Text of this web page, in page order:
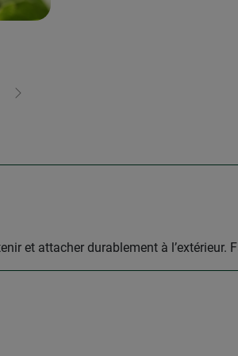
Continuer
et attacher durablement à l’extérieur.